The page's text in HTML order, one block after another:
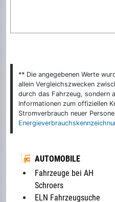
** Die angegebenen Werte
allein Vergleichszwecken
durch das Fahrzeug, sondern
Informationen zum offiziellen
Stromverbrauch neuer
AUTOMOBILE
Fahrzeuge bei AH
Schroers
ELN Fahrzeugsuche